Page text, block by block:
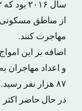
از مناطق مسکونی
مهاجرت کنند.
اضافه بر این
و اعداد مهاجران
۸۷ هزار نفر رسید.
در حال حاضر